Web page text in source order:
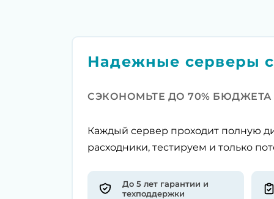
Надежные серверы
СЭКОНОМЬТЕ ДО 70% БЮДЖЕТА
Каждый сервер проходит полную
расходники, тестируем и только
До 5 лет гарантии и
техподдержки